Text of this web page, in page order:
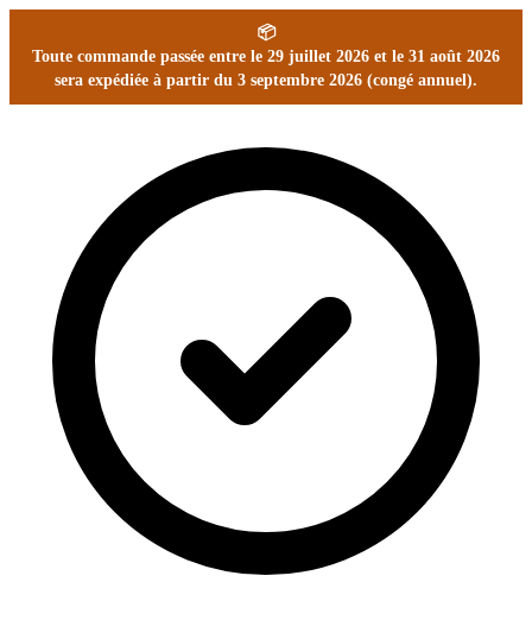
📦
Toute commande passée entre le 29 juillet 2026 et le 31 août 2026
sera expédiée à partir du 3 septembre 2026 (congé annuel).